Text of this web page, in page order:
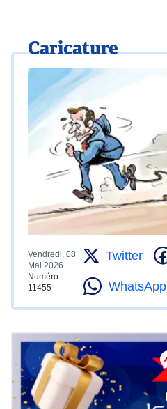
Caricature
Vendredi, 08
Mai 2026
Numéro :
11455
Twitter
WhatsApp